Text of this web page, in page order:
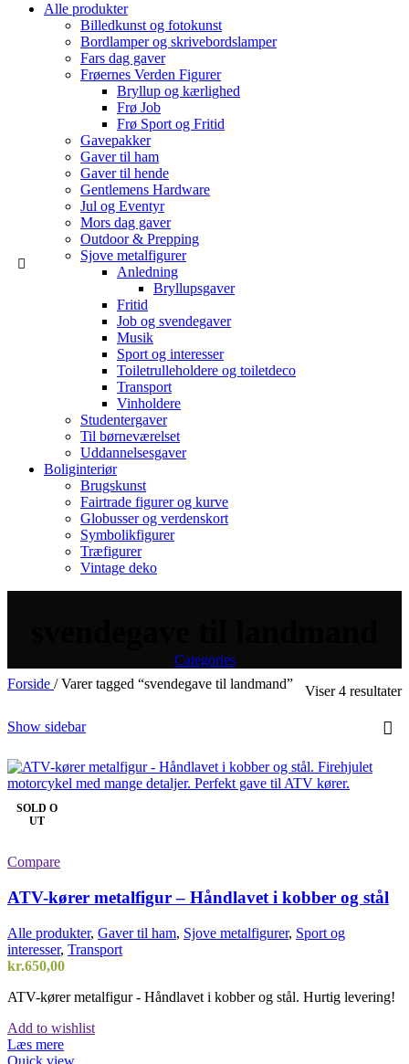
Alle produkter
Billedkunst og fotokunst
Bordlamper og skrivebordslamper
Fars dag gaver
Frøernes Verden Figurer
Bryllup og kærlighed
Frø Job
Frø Sport og Fritid
Gavepakker
Gaver til ham
Gaver til hende
Gentlemens Hardware
Jul og Eventyr
Mors dag gaver
Outdoor & Prepping
Sjove metalfigurer
Anledning
Bryllupsgaver
Fritid
Job og svendegaver
Musik
Sport og interesser
Toiletrulleholdere og toiletdeco
Transport
Vinholdere
Studentergaver
Til børneværelset
Uddannelsesgaver
Boliginteriør
Brugskunst
Fairtrade figurer og kurve
Globusser og verdenskort
Symbolikfigurer
Træfigurer
Vintage deko
Categories
Forside / Varer tagged “svendegave til landmand” Viser 4 resultater
Show sidebar
SOLD O
UT
Compare
ATV-kører metalfigur – Håndlavet i kobber og stål
Alle produkter, Gaver til ham, Sjove metalfigurer, Sport og
interesser, Transport
kr.650,00
ATV-kører metalfigur - Håndlavet i kobber og stål. Hurtig levering!
Add to wishlist
Læs mere
Quick view